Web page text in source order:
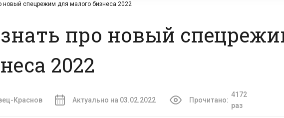
новый спецрежим для малого бизнеса 2022
про новый
2022
Краснов Актуально на 03.02.2022 Прочитано:
4172
раз